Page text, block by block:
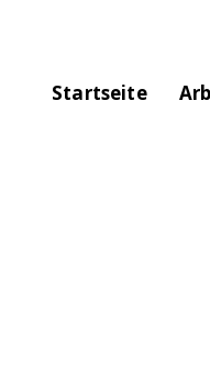
Startseite